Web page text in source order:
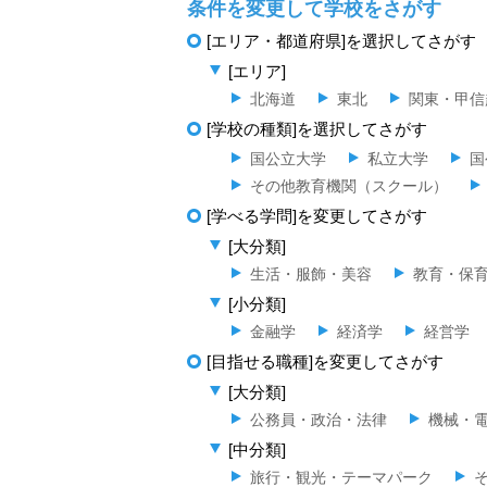
条件を変更して学校をさがす
[エリア・都道府県]を選択してさがす
[エリア]
北海道 東北 関東・甲
[学校の種類]を選択してさがす
国公立大学 私立大学
その他教育機関（スクール）
[学べる学問]を変更してさがす
[大分類]
生活・服飾・美容 教育・保
[小分類]
金融学 経済学 経営学
[目指せる職種]を変更してさがす
[大分類]
公務員・政治・法律 機械・
[中分類]
旅行・観光・テーマパーク